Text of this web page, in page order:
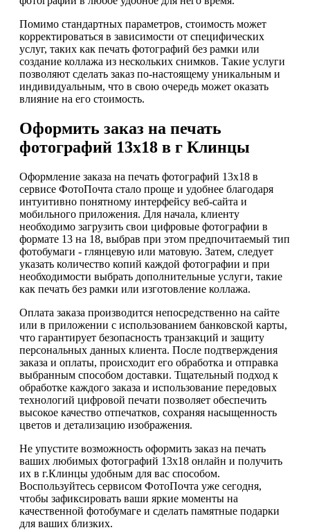
Помимо стандартных параметров, стоимость может
корректироваться в зависимости от специфических
услуг, таких как печать фотографий без рамки или
создание коллажа из нескольких снимков. Такие услуги
позволяют сделать заказ по-настоящему уникальным и
индивидуальным, что в свою очередь может оказать
влияние на его стоимость.
Оформить заказ на печать
фотографий 13х18 в г Клинцы
Оформление заказа на печать фотографий 13х18 в
сервисе ФотоПочта стало проще и удобнее благодаря
интуитивно понятному интерфейсу веб-сайта и
мобильного приложения. Для начала, клиенту
необходимо загрузить свои цифровые фотографии в
формате 13 на 18, выбрав при этом предпочитаемый тип
фотобумаги - глянцевую или матовую. Затем, следует
указать количество копий каждой фотографии и при
необходимости выбрать дополнительные услуги, такие
как печать без рамки или изготовление коллажа.
Оплата заказа производится непосредственно на сайте
или в приложении с использованием банковской карты,
что гарантирует безопасность транзакций и защиту
персональных данных клиента. После подтверждения
заказа и оплаты, происходит его обработка и отправка
выбранным способом доставки. Тщательный подход к
обработке каждого заказа и использование передовых
технологий цифровой печати позволяет обеспечить
высокое качество отпечатков, сохраняя насыщенность
цветов и детализацию изображения.
Не упустите возможность оформить заказ на печать
ваших любимых фотографий 13х18 онлайн и получить
их в г.Клинцы удобным для вас способом.
Воспользуйтесь сервисом ФотоПочта уже сегодня,
чтобы зафиксировать ваши яркие моменты на
качественной фотобумаге и сделать памятные подарки
для ваших близких.